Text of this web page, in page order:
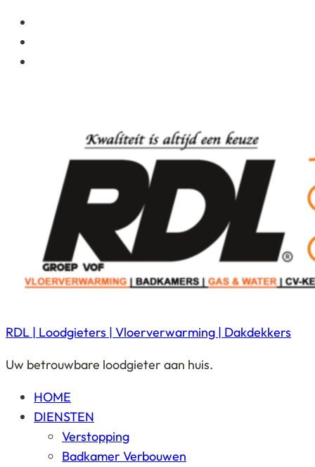
RDL | Loodgieters | Vloerverwarming | Dakdekkers
Uw betrouwbare loodgieter aan huis.
HOME
DIENSTEN
Verstopping
Badkamer Verbouwen